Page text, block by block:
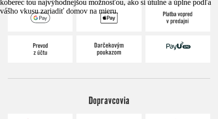
koberec tou najvýhodnejšou možnosťou, ako si útulne a úplne podľa
vášho vkusu zariadiť domov na mieru.
Dopravcovia